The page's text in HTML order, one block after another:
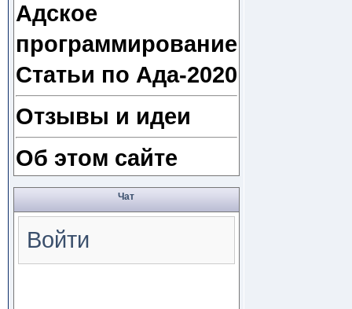
Адское
программирование
Статьи по Ада-2020
Отзывы и идеи
Об этом сайте
Чат
Войти